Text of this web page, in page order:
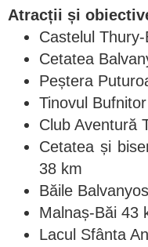
Atracții și
Castelul
Cetatea
Peștera
Tinovul
Club Aventură
Cetatea și
38 km
Băile
Malnaș-Băi 43
Lacul Sfânta